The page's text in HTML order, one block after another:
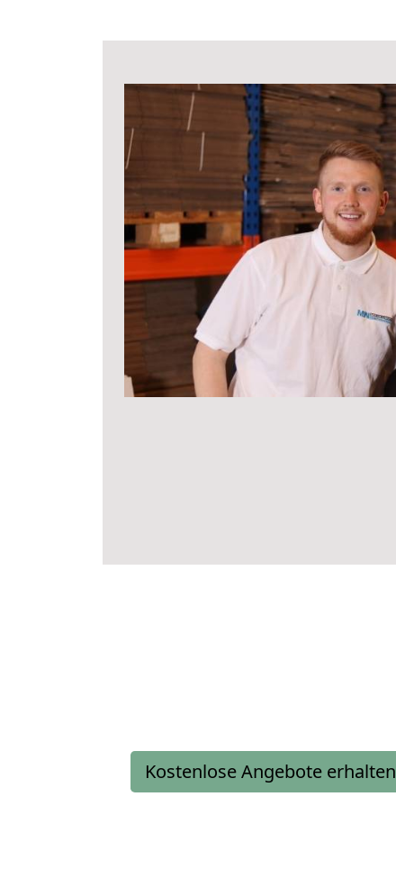
Kostenlose Angebote erhalten